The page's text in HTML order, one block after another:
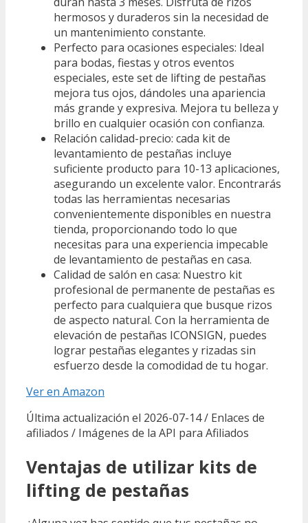
hermosos y duraderos sin la necesidad de
un mantenimiento constante.
Perfecto para ocasiones especiales: Ideal
para bodas, fiestas y otros eventos
especiales, este set de lifting de pestañas
mejora tus ojos, dándoles una apariencia
más grande y expresiva. Mejora tu belleza y
brillo en cualquier ocasión con confianza.
Relación calidad-precio: cada kit de
levantamiento de pestañas incluye
suficiente producto para 10-13 aplicaciones,
asegurando un excelente valor. Encontrarás
todas las herramientas necesarias
convenientemente disponibles en nuestra
tienda, proporcionando todo lo que
necesitas para una experiencia impecable
de levantamiento de pestañas en casa.
Calidad de salón en casa: Nuestro kit
profesional de permanente de pestañas es
perfecto para cualquiera que busque rizos
de aspecto natural. Con la herramienta de
elevación de pestañas ICONSIGN, puedes
lograr pestañas elegantes y rizadas sin
esfuerzo desde la comodidad de tu hogar.
Ver en Amazon
Última actualización el 2026-07-14 / Enlaces de
afiliados / Imágenes de la API para Afiliados
Ventajas de utilizar kits de
lifting de pestañas